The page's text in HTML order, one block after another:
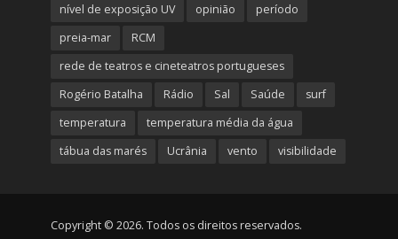
nível de exposição UV
opinião
período
preia-mar
RCM
rede de teatros e cineteatros portugueses
Rogério Batalha
Rádio Sal Saúde
surf
temperatura
temperatura média da água
tábua das marés
Ucrânia vento visibilidade
Copyright © 2026. Todos os direitos reservados.